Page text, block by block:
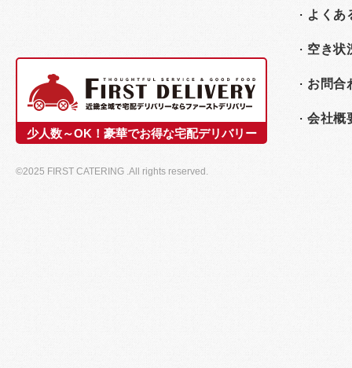
少人数～OK！豪華でお得な宅配デリバリー
©2025 FIRST CATERING .All rights reserved.
よくあ
空き状
お問合
会社概